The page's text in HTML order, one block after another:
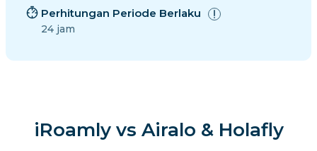
Perhitungan Periode Berlaku
24 jam
iRoamly vs Airalo & Holafly